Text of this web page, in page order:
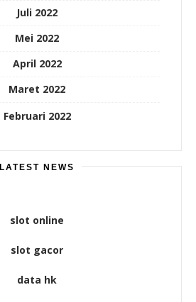
Juli 2022
Mei 2022
April 2022
Maret 2022
Februari 2022
LATEST NEWS
slot online
slot gacor
data hk